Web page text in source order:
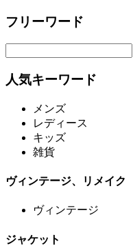
フリーワード
人気キーワード
メンズ
レディース
キッズ
雑貨
ヴィンテージ、リメイク
ヴィンテージ
ジャケット